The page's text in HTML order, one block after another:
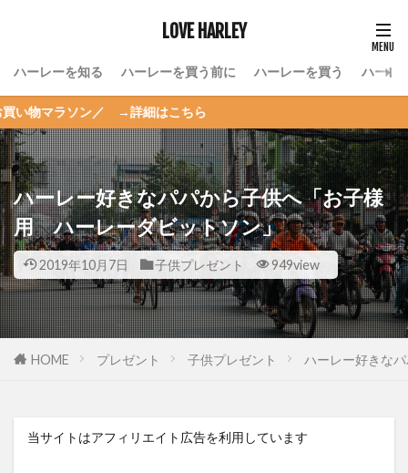
LOVE HARLEY
ハーレーを知る ハーレーを買う前に ハーレーを買う ハーレ
ン／ →詳細はこちら
ハーレー好きなパパから子供へ「お子様
用 ハーレーダビットソン」
2019年10月7日 子供プレゼント 949view
HOME プレゼント 子供プレゼント ハーレー好きな
当サイトはアフィリエイト広告を利用しています